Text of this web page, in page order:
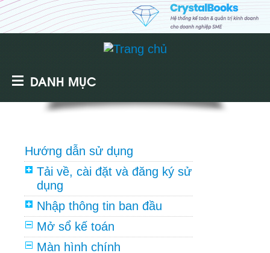
DANH MỤC
Hướng dẫn sử dụng
Tải về, cài đặt và đăng ký sử
dụng
Nhập thông tin ban đầu
Mở sổ kế toán
Màn hình chính